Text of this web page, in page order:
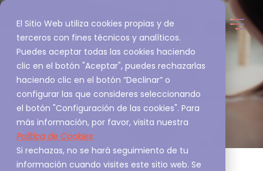
El Sitio Web utiliza cookies propias y de
terceros con fines técnicos y analíticos.
Puedes aceptar todas las cookies haciendo
clic en el botón "Aceptar", puedes rechazarlas
haciendo clic en el botón “Declinar” o
configurar las que consideres seleccionando
el botón "Configuración de las cookies". Para
más información, por favor, visita nuestra
Política de Cookies
Si rechazas, no se hará seguimiento de tu
información cuando visites este sitio web. Se